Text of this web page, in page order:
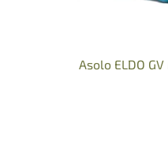
Asolo ELDO